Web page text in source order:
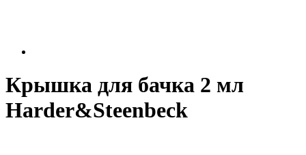
Крышка для бачка 2 мл
Harder&Steenbeck